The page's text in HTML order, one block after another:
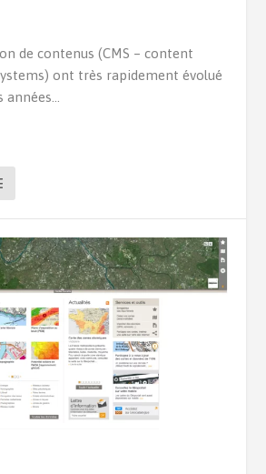
de contenus (CMS – content
ont très rapidement évolué
années…